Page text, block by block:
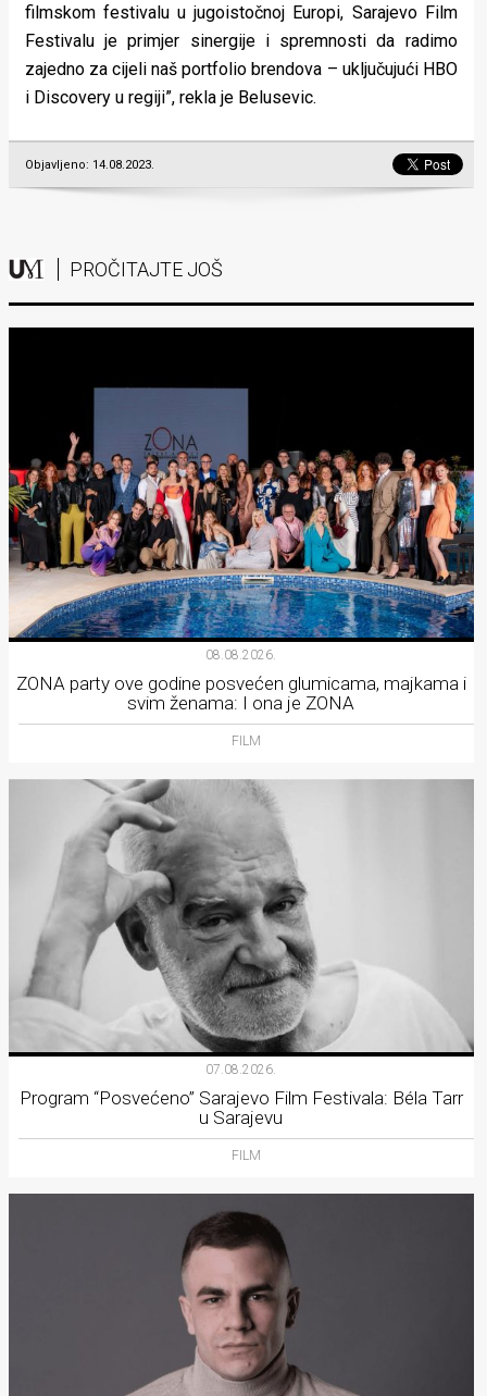
filmskom festivalu u jugoistočnoj Europi, Sarajevo Film
Festivalu je primjer sinergije i spremnosti da radimo
zajedno za cijeli naš portfolio brendova – uključujući HBO
i Discovery u regiji”, rekla je Belusevic.
Objavljeno: 14.08.2023.
PROČITAJTE JOŠ
08.08.2026.
ZONA party ove godine posvećen glumicama, majkama i
svim ženama: I ona je ZONA
FILM
07.08.2026.
Program “Posvećeno” Sarajevo Film Festivala: Béla Tarr
u Sarajevu
FILM